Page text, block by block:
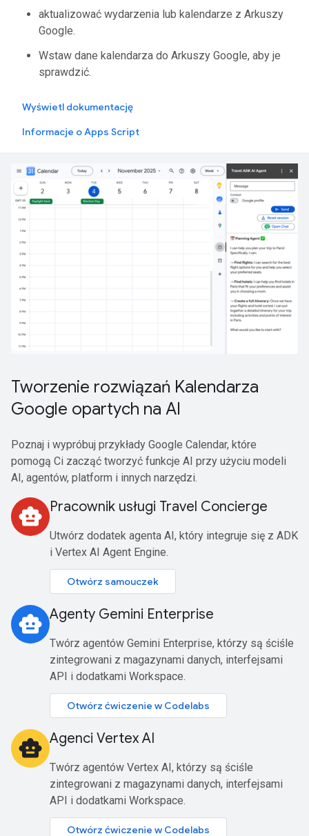
aktualizować wydarzenia lub kalendarze z Arkuszy
Google.
Wstaw dane kalendarza do Arkuszy Google, aby je
sprawdzić.
Wyświetl dokumentację
Informacje o Apps Script
Tworzenie rozwiązań Kalendarza
Google opartych na AI
Poznaj i wypróbuj przykłady Google Calendar, które
pomogą Ci zacząć tworzyć funkcje AI przy użyciu modeli
AI, agentów, platform i innych narzędzi.
smart_toy Pracownik usługi Travel Concierge
Utwórz dodatek agenta AI, który integruje się z ADK
i Vertex AI Agent Engine.
Otwórz samouczek
smart_toy Agenty Gemini Enterprise
Twórz agentów Gemini Enterprise, którzy są ściśle
zintegrowani z magazynami danych, interfejsami
API i dodatkami Workspace.
Otwórz ćwiczenie w Codelabs
smart_toy Agenci Vertex AI
Twórz agentów Vertex AI, którzy są ściśle
zintegrowani z magazynami danych, interfejsami
API i dodatkami Workspace.
Otwórz ćwiczenie w Codelabs